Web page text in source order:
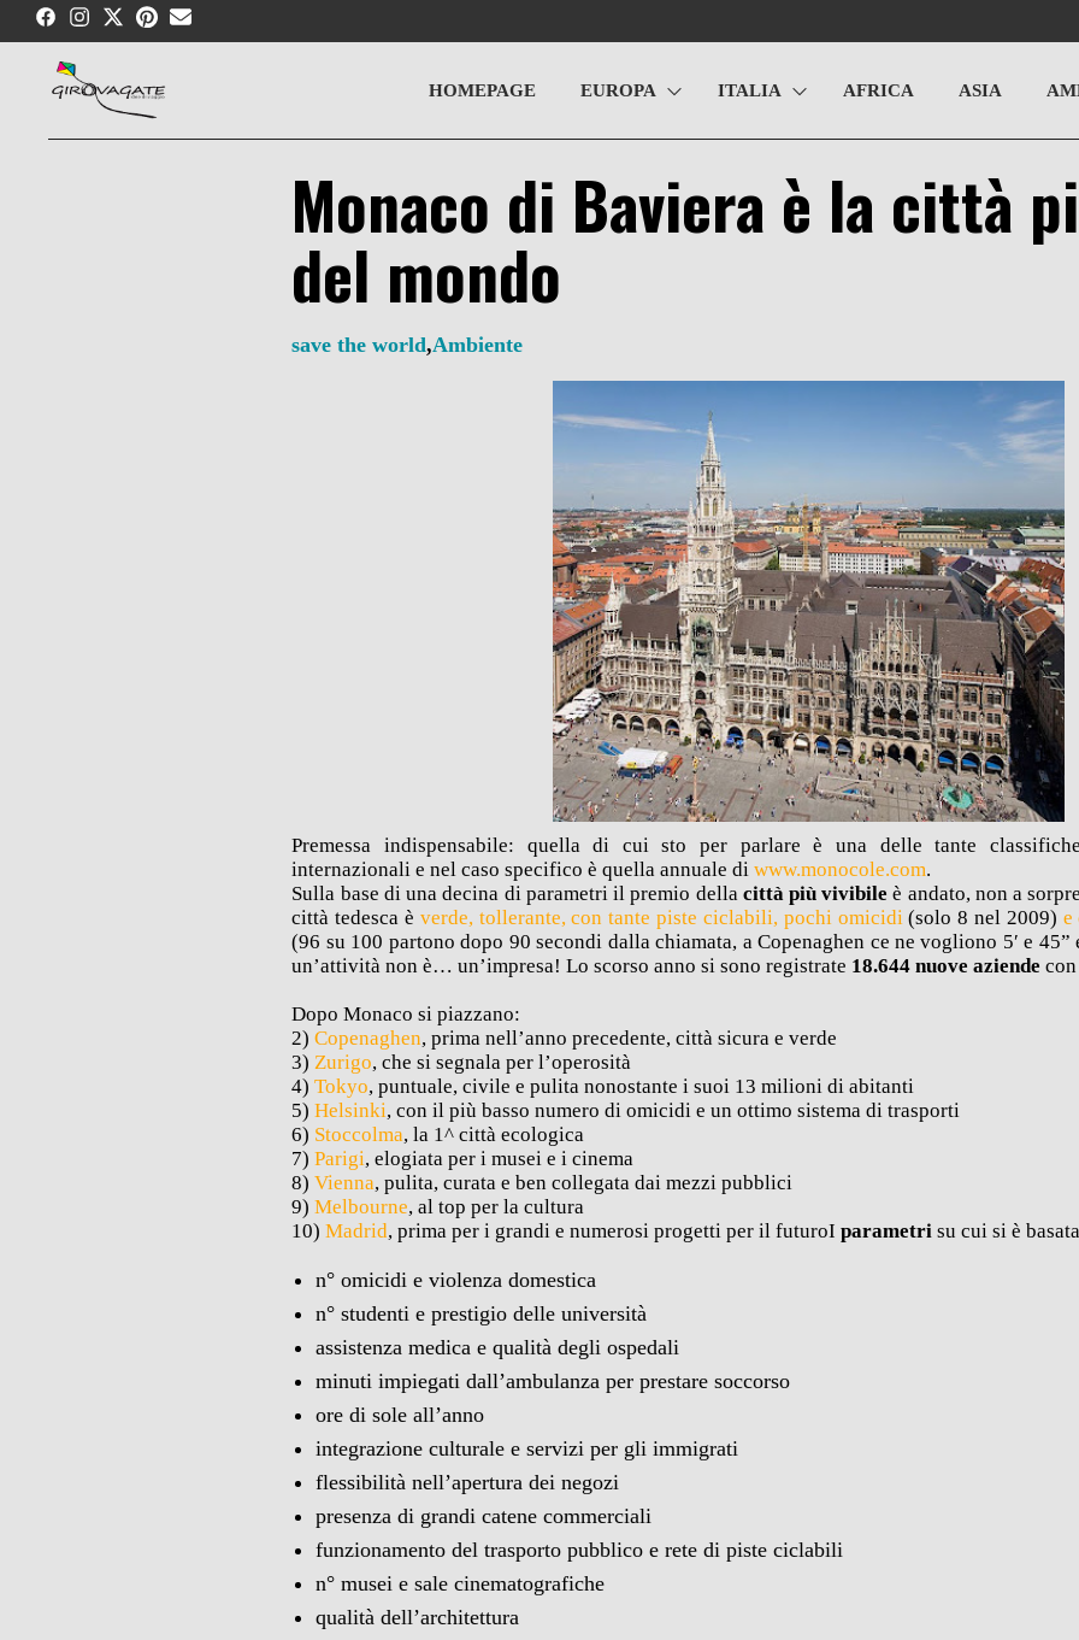
Skip
content
HOMEPAGE EUROPA ITALIA AFRICA ASIA
Monaco di Baviera è la città
del mondo
save the world,Ambiente
Premessa indispensabile: quella di cui sto per parlare è una delle tante
internazionali e nel caso specifico è quella annuale diwww.monocole.com.
Sulla base di una decina di parametri il premio della città più vivibile è andato, non a
città tedesca è verde, tollerante, con tante piste ciclabili, pochi omicidi(solo 8 nel 2009) e
(96 su 100 partono dopo 90 secondi dalla chiamata, a Copenaghen ce ne vogliono 5′ e 45”
un’attività non è… un’impresa! Lo scorso anno si sono registrate 18.644 nuove aziende
Dopo Monaco si piazzano:
2)Copenaghen, prima nell’anno precedente, città sicura e verde
3)Zurigo, che si segnala per l’operosità
4)Tokyo, puntuale, civile e pulita nonostante i suoi 13 milioni di abitanti
5)Helsinki, con il più basso numero di omicidi e un ottimo sistema di trasporti
6) Stoccolma, la 1^ città ecologica
7)Parigi, elogiata per i musei e i cinema
8)Vienna, pulita, curata e ben collegata dai mezzi pubblici
9)Melbourne, al top per la cultura
10)Madrid, prima per i grandi e numerosi progetti per il futuroIparametrisu cui si è
n° omicidi e violenza domestica
n° studenti e prestigio delle università
assistenza medica e qualità degli ospedali
minuti impiegati dall’ambulanza per prestare soccorso
ore di sole all’anno
integrazione culturale e servizi per gli immigrati
flessibilità nell’apertura dei negozi
presenza di grandi catene commerciali
funzionamento del trasporto pubblico e rete di piste ciclabili
n° musei e sale cinematografiche
qualità dell’architettura